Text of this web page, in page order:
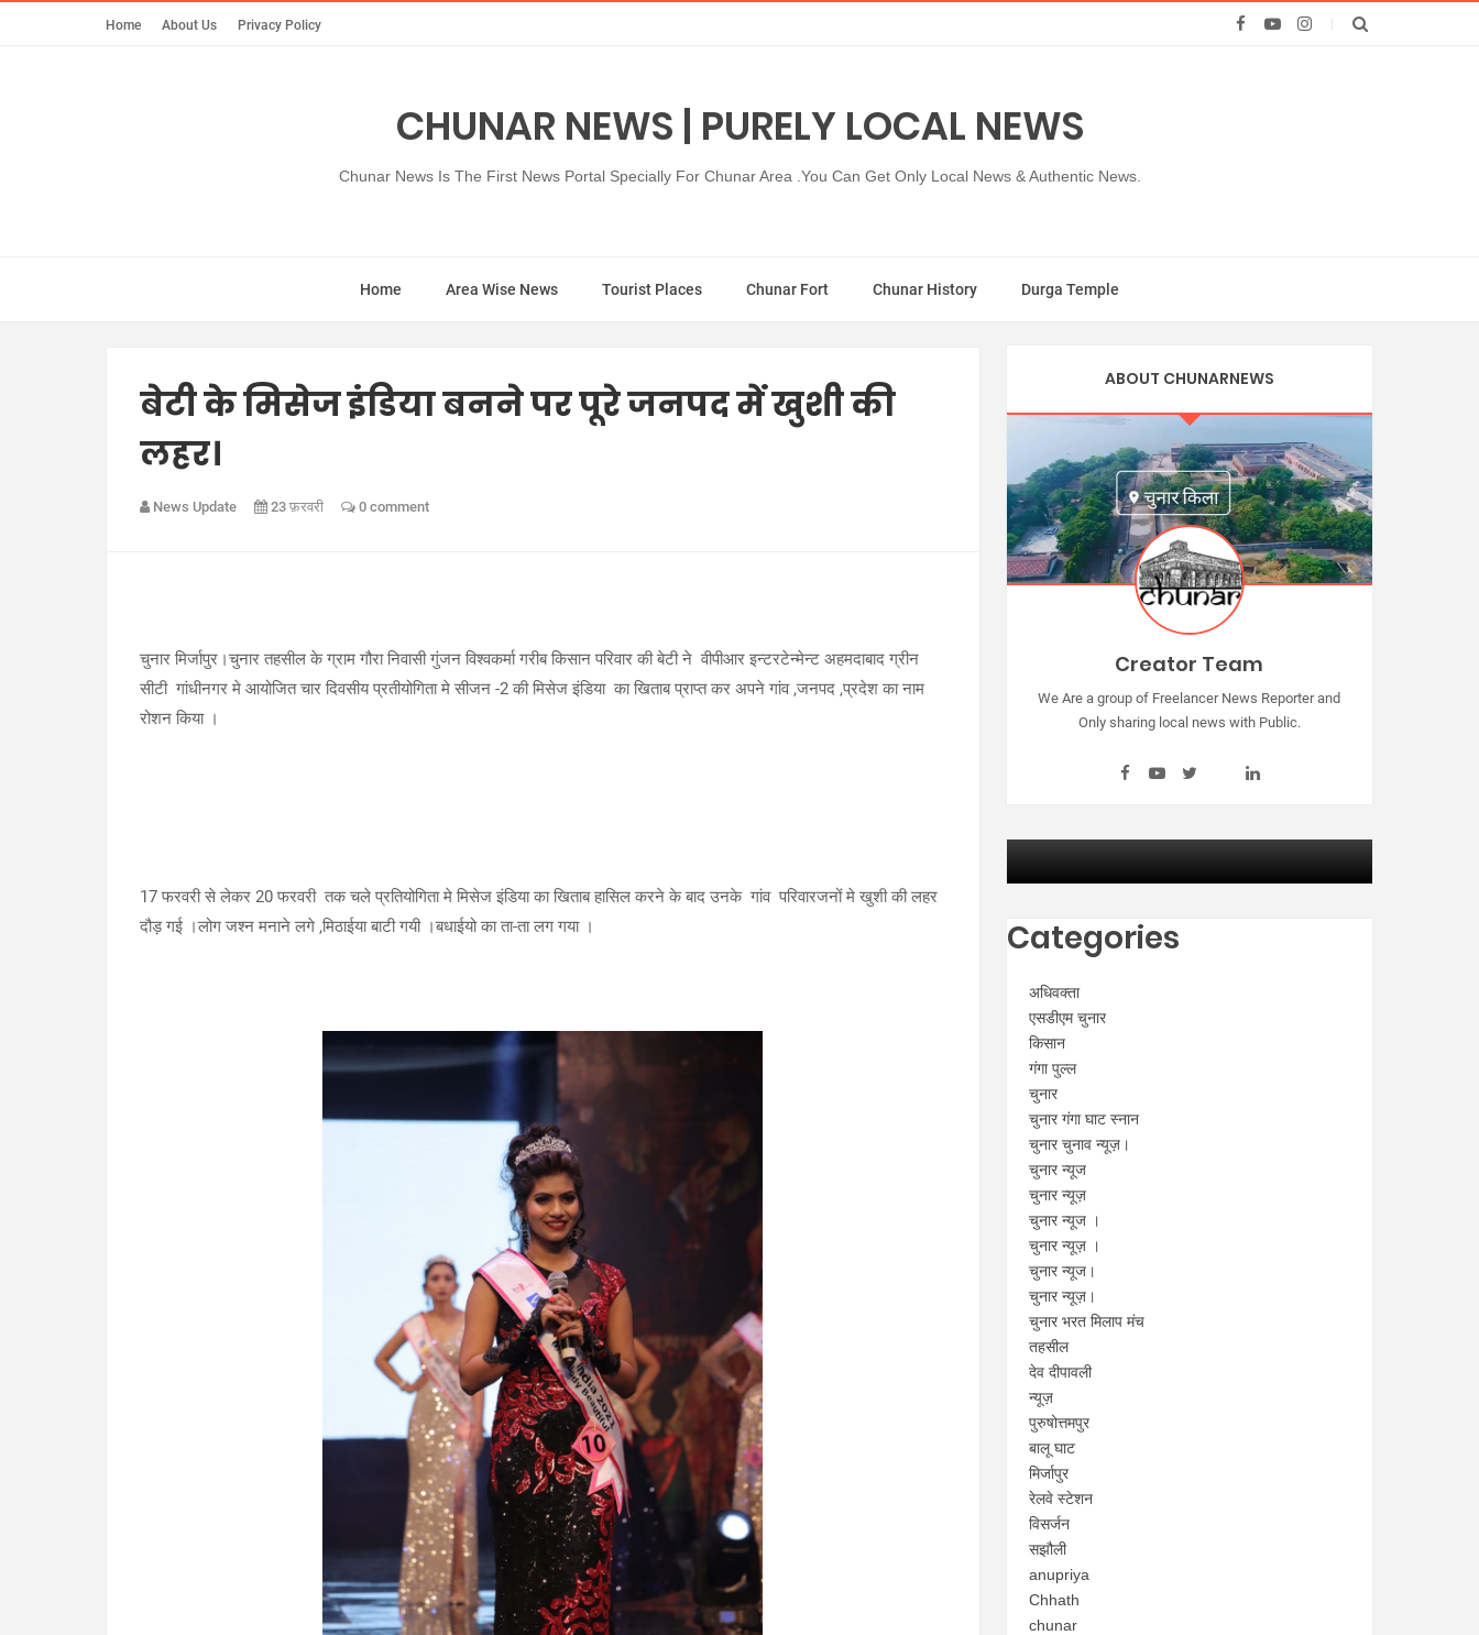
Home About Us Privacy Policy
CHUNAR NEWS | PURELY LOCAL NEWS
Chunar News Is The First News Portal Specially For Chunar Area .You Can Get Only Local News & Authentic News.
Home Area Wise News Tourist Places Chunar Fort Chunar History Durga Temple
बेटी के मिसेज इंडिया बनने पर पूरे जनपद में खुशी की
लहर।
News Update 23 फ़रवरी 0 comment
चुनार मिर्जापुर।चुनार तहसील के ग्राम गौरा निवासी गुंजन विश्वकर्मा गरीब किसान परिवार की बेटी ने वीपीआर इन्टरटेन्मेन्ट अहमदाबाद ग्रीन
सीटी गांधीनगर मे आयोजित चार दिवसीय प्रतीयोगिता मे सीजन -2 की मिसेज इंडिया का खिताब प्राप्त कर अपने गांव ,जनपद ,प्रदेश का नाम
रोशन किया ।
17 फरवरी से लेकर 20 फरवरी तक चले प्रतियोगिता मे मिसेज इंडिया का खिताब हासिल करने के बाद उनके गांव परिवारजनों मे खुशी की लहर
दौड़ गई ।लोग जश्न मनाने लगे ,मिठाईया बाटी गयी ।बधाईयो का ता-ता लग गया ।
ABOUT CHUNARNEWS
Creator Team
We Are a group of Freelancer News Reporter and
Only sharing local news with Public.
Categories
अधिवक्ता
एसडीएम चुनार
किसान
गंगा पुल्ल
चुनार
चुनार गंगा घाट स्नान
चुनार चुनाव न्यूज़।
चुनार न्यूज
चुनार न्यूज़
चुनार न्यूज ।
चुनार न्यूज़ ।
चुनार न्यूज।
चुनार न्यूज़।
चुनार भरत मिलाप मंच
तहसील
देव दीपावली
न्यूज़
पुरुषोत्तमपुर
बालू घाट
मिर्जापुर
रेलवे स्टेशन
विसर्जन
सझौली
anupriya
Chhath
chunar